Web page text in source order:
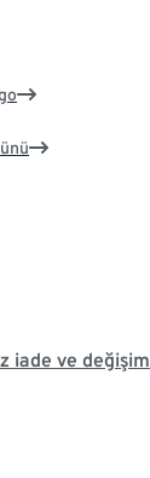
iade ve değişim